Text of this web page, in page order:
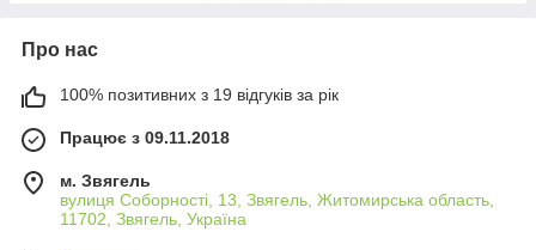
Про нас
100% позитивних з 19 відгуків за рік
Працює з 09.11.2018
м. Звягель
вулиця Соборності, 13, Звягель, Житомирська область,
11702, Звягель, Україна